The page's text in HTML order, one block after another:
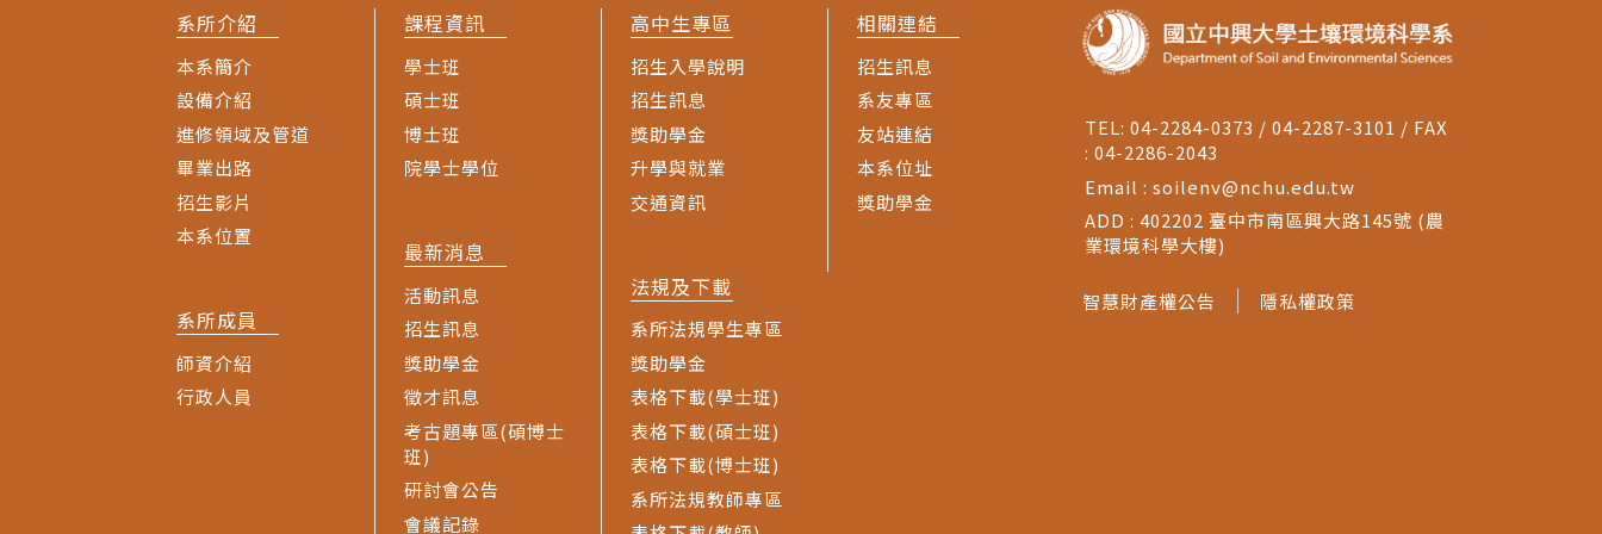
系所介紹
本系簡介
設備介紹
進修領域及管道
畢業出路
招生影片
本系位置
系所成員
師資介紹
行政人員
課程資訊
學士班
碩士班
博士班
院學士學位
最新消息
活動訊息
招生訊息
獎助學金
徵才訊息
考古題專區(碩博士
班)
研討會公告
會議記錄
高中生專區
招生入學說明
招生訊息
獎助學金
升學與就業
交通資訊
法規及下載
系所法規學生專區
獎助學金
表格下載(學士班)
表格下載(碩士班)
表格下載(博士班)
系所法規教師專區
相關連結
招生訊息
系友專區
友站連結
本系位址
獎助學金
TEL: 04-2284-0373 / 04-2287-3101 / FAX
: 04-2286-2043
Email : soilenv@nchu.edu.tw
ADD : 402202 臺中市南區興大路145號 (農
業環境科學大樓)
智慧財產權公告 隱私權政策